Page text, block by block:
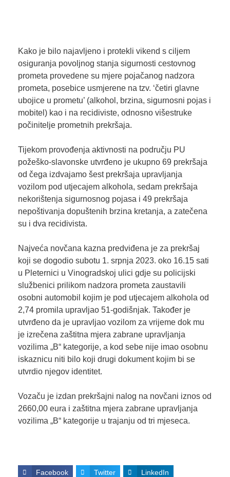
Kako je bilo najavljeno i protekli vikend s ciljem
osiguranja povoljnog stanja sigurnosti cestovnog
prometa provedene su mjere pojačanog nadzora
prometa, posebice usmjerene na tzv. ‘četiri glavne
ubojice u prometu’ (alkohol, brzina, sigurnosni pojas i
mobitel) kao i na recidiviste, odnosno višestruke
počinitelje prometnih prekršaja.
Tijekom provođenja aktivnosti na području PU
požeško-slavonske utvrđeno je ukupno 69 prekršaja
od čega izdvajamo šest prekršaja upravljanja
vozilom pod utjecajem alkohola, sedam prekršaja
nekorištenja sigurnosnog pojasa i 49 prekršaja
nepoštivanja dopuštenih brzina kretanja, a zatečena
su i dva recidivista.
Najveća novčana kazna predviđena je za prekršaj
koji se dogodio subotu 1. srpnja 2023. oko 16.15 sati
u Pleternici u Vinogradskoj ulici gdje su policijski
službenici prilikom nadzora prometa zaustavili
osobni automobil kojim je pod utjecajem alkohola od
2,74 promila upravljao 51-godišnjak. Također je
utvrđeno da je upravljao vozilom za vrijeme dok mu
je izrečena zaštitna mjera zabrane upravljanja
vozilima „B“ kategorije, a kod sebe nije imao osobnu
iskaznicu niti bilo koji drugi dokument kojim bi se
utvrdio njegov identitet.
Vozaču je izdan prekršajni nalog na novčani iznos od
2660,00 eura i zaštitna mjera zabrane upravljanja
vozilima „B“ kategorije u trajanju od tri mjeseca.
Facebook Twitter LinkedIn